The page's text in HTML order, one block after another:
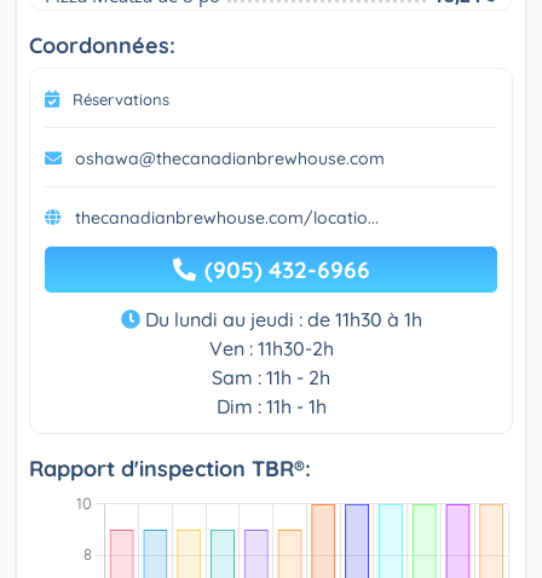
Coordonnées:
Réservations
oshawa@thecanadianbrewhouse.com
thecanadianbrewhouse.com/locatio...
(905) 432-6966
Du lundi au jeudi : de 11h30 à 1h
Ven : 11h30-2h
Sam : 11h - 2h
Dim : 11h - 1h
Rapport d'inspection TBR®: